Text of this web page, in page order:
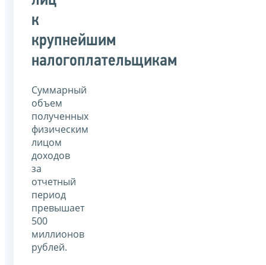
к
крупнейшим
налогоплательщикам
Суммарный
объем
полученных
физическим
лицом
доходов
за
отчетный
период
превышает
500
миллионов
рублей.